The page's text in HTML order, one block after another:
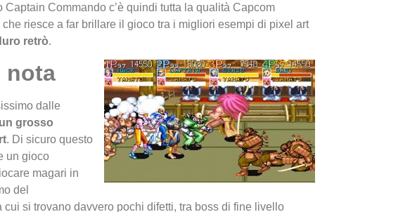
Commando c’è quindi tutta la qualità Capcom
riesce a far brillare il gioco tra i migliori esempi di pixel art
retrò.
nota
dalle
un grosso
. Di sicuro questo
un gioco
magari in
del
si trovano davvero pochi difetti, tra boss di fine livello